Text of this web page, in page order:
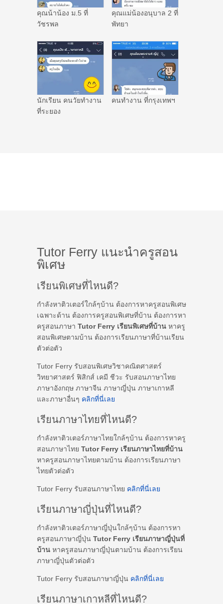
คุณน้าน้อง ม.5 ที่
วัชรพล
คุณแม่น้องอนุบาล 2 ที่
พัทยา
นักเรียน คนวัยทำงาน
ที่ระยอง
คนทำงาน ที่กรุงเทพฯ
Tutor Ferry แนะนำครูสอน
พิเศษ
เรียนพิเศษที่ไหนดี?
กำลังหาติวเตอร์ใกล้ๆบ้าน ต้องการหาครูสอนพิเศษ
เฉพาะด้าน ต้องการครูสอนพิเศษที่บ้าน ต้องการหา
ครูสอนภาษา Tutor Ferry เรียนพิเศษที่บ้าน หาครู
สอนพิเศษตามบ้าน ต้องการเรียนภาษาที่บ้านเรียน
ตัวต่อตัว
Tutor Ferry รับสอนพิเศษวิชาคณิตศาสตร์
วิทยาศาสตร์ ฟิสิกส์ เคมี ชีวะ รับสอนภาษาไทย
ภาษาอังกฤษ ภาษาจีน ภาษาญี่ปุ่น ภาษาเกาหลี
และภาษาอื่นๆ คลิกที่นี่เลย
เรียนภาษาไทยที่ไหนดี?
กำลังหาติวเตอร์ภาษาไทยใกล้ๆบ้าน ต้องการหาครู
สอนภาษาไทย Tutor Ferry เรียนภาษาไทยที่บ้าน
หาครูสอนภาษาไทยตามบ้าน ต้องการเรียนภาษา
ไทยตัวต่อตัว
Tutor Ferry รับสอนภาษาไทย คลิกที่นี่เลย
เรียนภาษาญี่ปุ่นที่ไหนดี?
กำลังหาติวเตอร์ภาษาญี่ปุ่นใกล้ๆบ้าน ต้องการหา
ครูสอนภาษาญี่ปุ่น Tutor Ferry เรียนภาษาญี่ปุ่นที่
บ้าน หาครูสอนภาษาญี่ปุ่นตามบ้าน ต้องการเรียน
ภาษาญี่ปุ่นตัวต่อตัว
Tutor Ferry รับสอนภาษาญี่ปุ่น คลิกที่นี่เลย
เรียนภาษาเกาหลีที่ไหนดี?